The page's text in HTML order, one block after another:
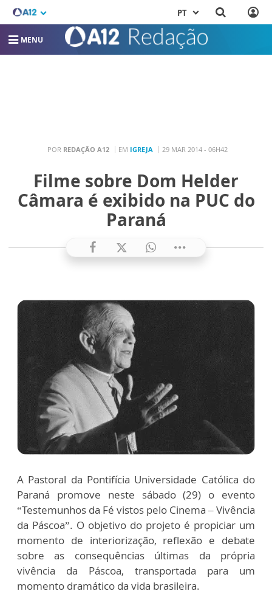
PT
MENU
POR REDAÇÃO A12 EM IGREJA 29 MAR 2014 - 06H42
Filme sobre Dom Helder
Câmara é exibido na PUC do
Paraná
A Pastoral da Pontifícia Universidade Católica do
Paraná promove neste sábado (29) o evento
“Testemunhos da Fé vistos pelo Cinema – Vivência
da Páscoa”. O objetivo do projeto é propiciar um
momento de interiorização, reflexão e debate
sobre as consequências últimas da própria
vivência da Páscoa, transportada para um
momento dramático da vida brasileira.